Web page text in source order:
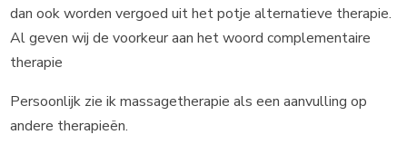
dan ook worden vergoed uit het potje alternatieve therapie.
Al geven wij de voorkeur aan het woord complementaire
therapie
Persoonlijk zie ik massagetherapie als een aanvulling op
andere therapieën.